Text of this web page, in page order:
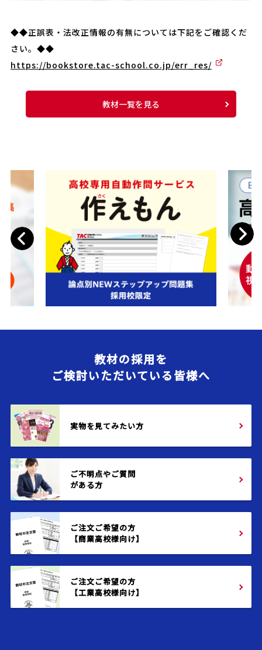
◆◆正誤表・法改正情報の有無については下記をご確認くだ
さい。◆◆
https://bookstore.tac-school.co.jp/err_res/
教材一覧を見る
Previous
Next
教材の採用を
ご検討いただいている皆様へ
実物を見てみたい方
ご不明点やご質問
がある方
ご注文ご希望の方
【商業高校様向け】
ご注文ご希望の方
【工業高校様向け】